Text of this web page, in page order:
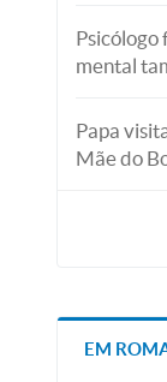
Psicólogo
mental
Papa
Mãe do
EM